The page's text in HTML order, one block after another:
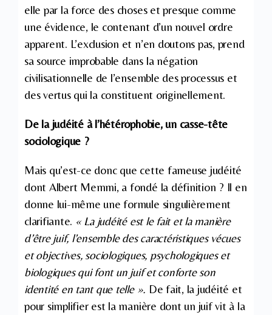
elle par la force des choses et presque comme
une évidence, le contenant d’un nouvel ordre
apparent. L’exclusion et n’en doutons pas, prend
sa source improbable dans la négation
civilisationnelle de l’ensemble des processus et
des vertus qui la constituent originellement.
De la judéité à l’hétérophobie, un casse-tête
sociologique ?
Mais qu’est-ce donc que cette fameuse judéité
dont Albert Memmi, a fondé la définition ? Il en
donne lui-même une formule singulièrement
clarifiante. « La judéité est le fait et la manière
d’être juif, l’ensemble des caractéristiques vécues
et objectives, sociologiques, psychologiques et
biologiques qui font un juif et conforte son
identité en tant que telle ». De fait, la judéité et
pour simplifier est la manière dont un juif vit à la